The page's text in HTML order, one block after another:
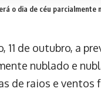
o dia de céu parcialmente
11 de outubro, a
nublado e
de raios e ventos